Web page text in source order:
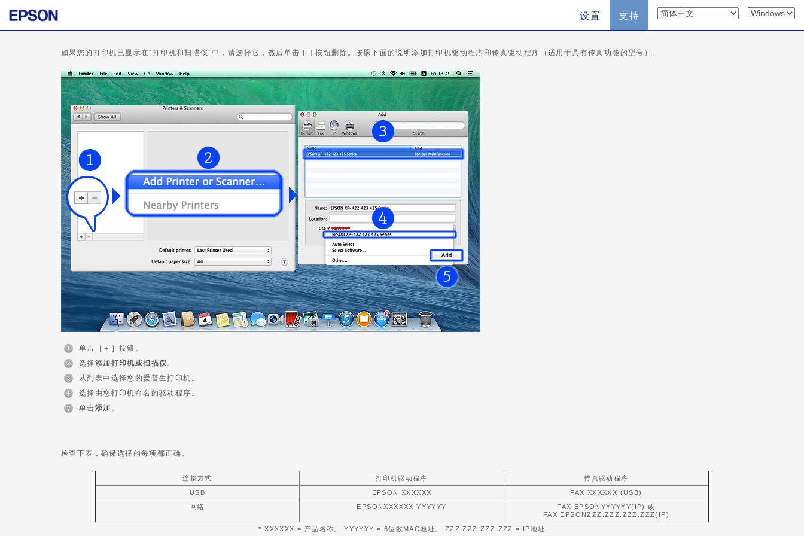
设置 支持
如果您的打印机已显示在“打印机和扫描仪”中，请选择它，然后单击 [–] 按钮删除。按照下面的说明添加打印机驱动程序和传真驱动程序（适用于具有传真功能的型号）。
单击［＋］按钮。
选择添加打印机或扫描仪。
从列表中选择您的爱普生打印机。
选择由您打印机命名的驱动程序。
单击添加 。
检查下表，确保选择的每项都正确。
连接方式 打印机驱动程序
传真驱动程序
USB
EPSON XXXXXX
FAX XXXXXX (USB)
网络
EPSONXXXXXX YYYYYY
FAX EPSONYYYYYY(IP) 或
FAX EPSONZZZ.ZZZ.ZZZ.ZZZ(IP)
* XXXXXX = 产品名称。 YYYYYY = 6位数MAC地址。 ZZZ.ZZZ.ZZZ.ZZZ = IP地址